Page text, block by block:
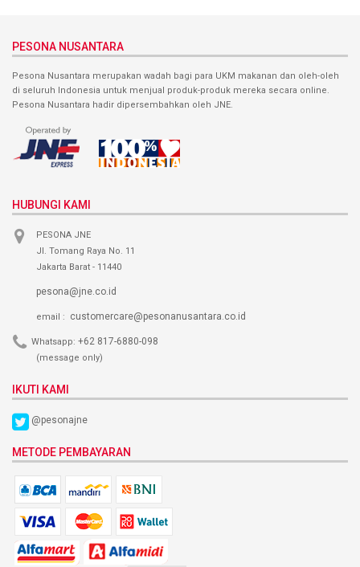
PESONA NUSANTARA
Pesona Nusantara merupakan wadah bagi para UKM makanan dan oleh-oleh
di seluruh Indonesia untuk menjual produk-produk mereka secara online.
Pesona Nusantara hadir dipersembahkan oleh JNE.
HUBUNGI KAMI
PESONA JNE
Jl. Tomang Raya No. 11
Jakarta Barat - 11440
pesona@jne.co.id
email : customercare@pesonanusantara.co.id
Whatsapp: +62 817-6880-098
(message only)
IKUTI KAMI
@pesonajne
METODE PEMBAYARAN